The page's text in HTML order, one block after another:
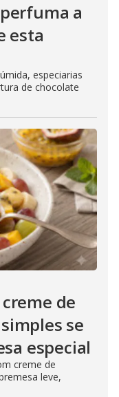
a
esta
especiarias
de chocolate
de
se
especial
creme de
leve,